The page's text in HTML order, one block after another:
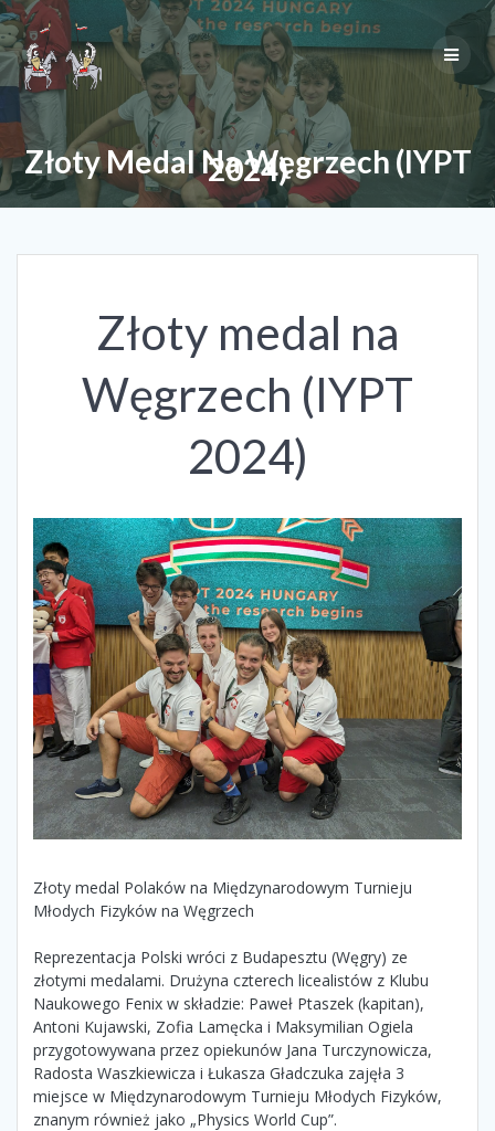
Skip
to
content
Złoty Medal Na Węgrzech (IYPT
2024)
Złoty medal na
Węgrzech (IYPT
2024)
Złoty medal Polaków na Międzynarodowym Turnieju
Młodych Fizyków na Węgrzech
Reprezentacja Polski wróci z Budapesztu (Węgry) ze
złotymi medalami. Drużyna czterech licealistów z Klubu
Naukowego Fenix w składzie: Paweł Ptaszek (kapitan),
Antoni Kujawski, Zofia Lamęcka i Maksymilian Ogiela
przygotowywana przez opiekunów Jana Turczynowicza,
Radosta Waszkiewicza i Łukasza Gładczuka zajęła 3
miejsce w Międzynarodowym Turnieju Młodych Fizyków,
znanym również jako „Physics World Cup”.